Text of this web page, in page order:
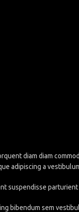
diam diam
adipiscing a
suspendisse
bibendum sem